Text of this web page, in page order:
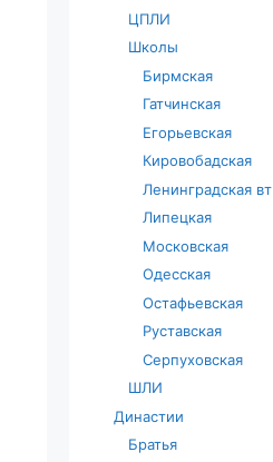
ЦПЛИ
Школы
Бирмская
Гатчинская
Егорьевская
Кировобадская
Ленинградская вт
Липецкая
Московская
Одесская
Остафьевская
Руставская
Серпуховская
ШЛИ
Династии
Братья